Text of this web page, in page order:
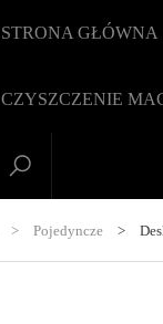
STRONA GŁÓWNA
CZYSZCZENIE
> Pojedyncze >